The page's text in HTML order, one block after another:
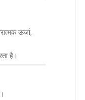
ऊर्जा,
है।